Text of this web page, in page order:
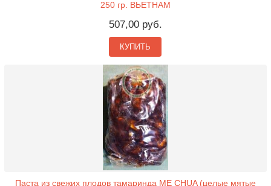
250 гр. ВЬЕТНАМ
507,00 руб.
КУПИТЬ
Паста из свежих плодов тамаринда ME CHUA (целые мятые